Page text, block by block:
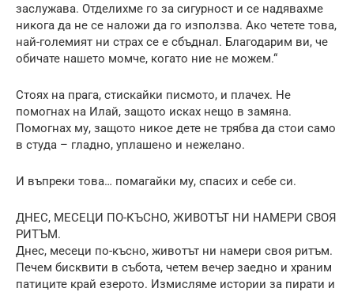
заслужава. Отделихме го за сигурност и се надявахме
никога да не се наложи да го използва. Ако четете това,
най-големият ни страх се е сбъднал. Благодарим ви, че
обичате нашето момче, когато ние не можем.“
Стоях на прага, стискайки писмото, и плачех. Не
помогнах на Илай, защото исках нещо в замяна.
Помогнах му, защото никое дете не трябва да стои само
в студа – гладно, уплашено и нежелано.
И въпреки това… помагайки му, спасих и себе си.
ДНЕС, МЕСЕЦИ ПО-КЪСНО, ЖИВОТЪТ НИ НАМЕРИ СВОЯ
РИТЪМ.
Днес, месеци по-късно, животът ни намери своя ритъм.
Печем бисквити в събота, четем вечер заедно и храним
патиците край езерото. Измисляме истории за пирати и